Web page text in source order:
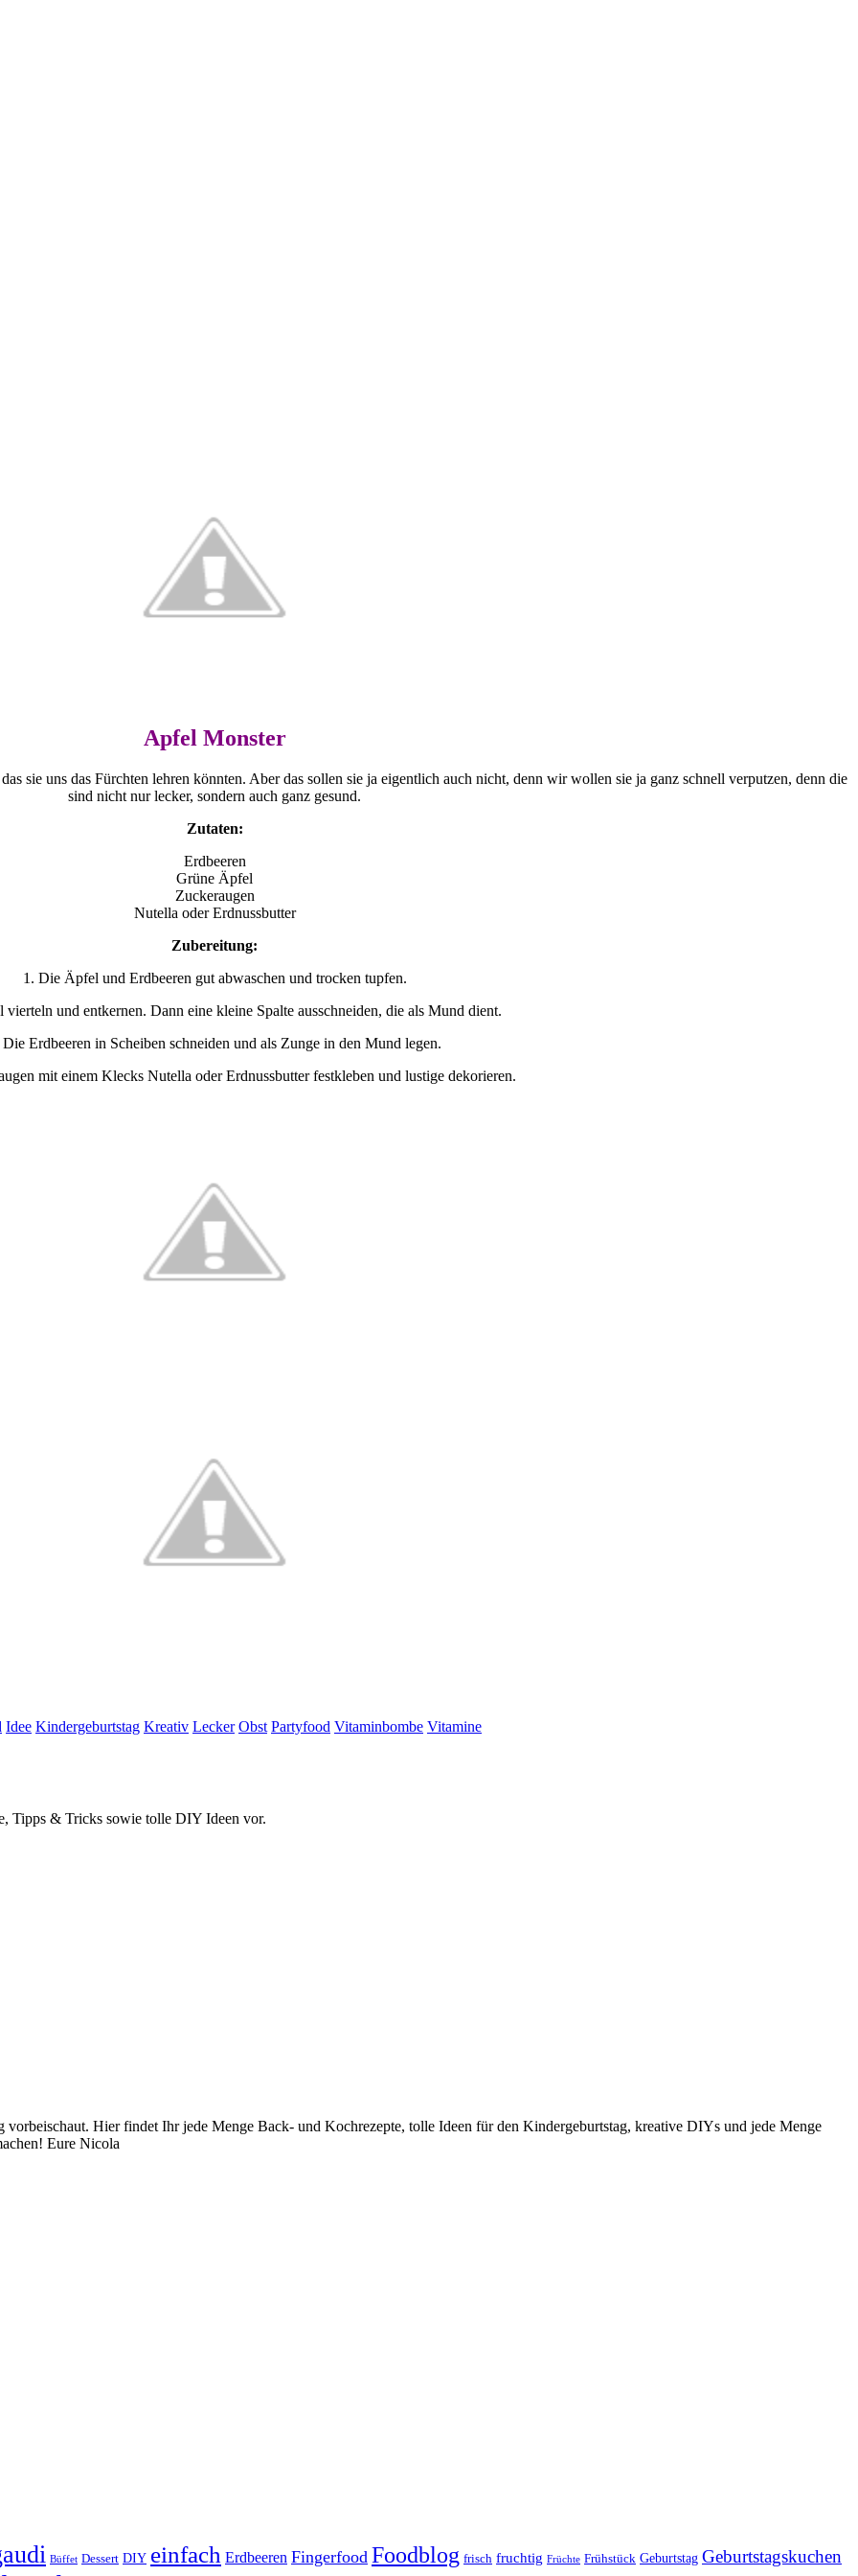
Apfel Monster
sie uns das Fürchten lehren könnten. Aber das sollen sie ja eigentlich auch nicht, denn wir wollen sie ja ganz schnell verputzen, denn die
sind nicht nur lecker, sondern auch ganz gesund.
Zutaten:
Erdbeeren
Grüne Äpfel
Zuckeraugen
Nutella oder Erdnussbutter
Zubereitung:
1. Die Äpfel und Erdbeeren gut abwaschen und trocken tupfen.
und entkernen. Dann eine kleine Spalte ausschneiden, die als Mund dient.
Die Erdbeeren in Scheiben schneiden und als Zunge in den Mund legen.
mit einem Klecks Nutella oder Erdnussbutter festkleben und lustige dekorieren.
Idee Kindergeburtstag Kreativ Lecker Obst Partyfood Vitaminbombe Vitamine
Tipps & Tricks sowie tolle DIY Ideen vor.
Hier findet Ihr jede Menge Back- und Kochrezepte, tolle Ideen für den Kindergeburtstag, kreative DIYs und jede Menge
Eure Nicola
Büffet Dessert DIY einfach Erdbeeren Fingerfood Foodblog frisch fruchtig Früchte Frühstück Geburtstag Geburtstagskuchen